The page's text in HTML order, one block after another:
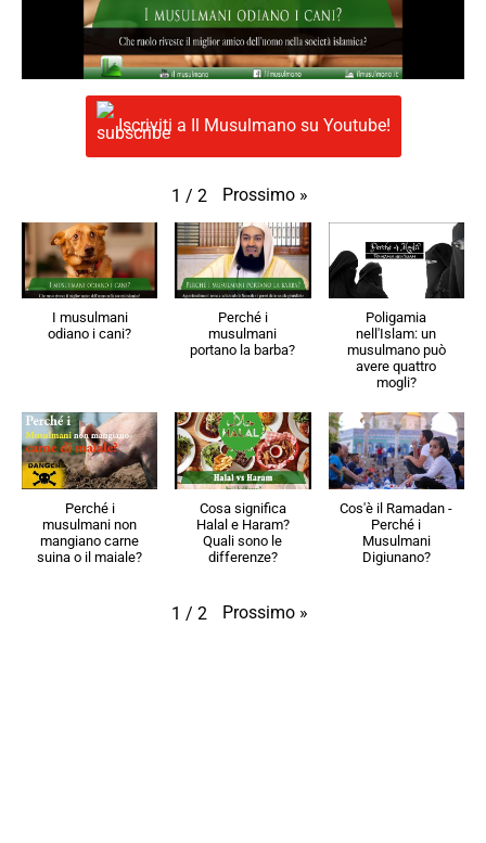
Iscriviti a Il Musulmano su Youtube!
1 / 2 Prossimo »
I musulmani
odiano i cani?
Perché i
musulmani
portano la barba?
Poligamia
nell'Islam: un
musulmano può
avere quattro
mogli?
Perché i
musulmani non
mangiano carne
suina o il maiale?
Cosa significa
Halal e Haram?
Quali sono le
differenze?
Cos'è il Ramadan -
Perché i
Musulmani
Digiunano?
1 / 2 Prossimo »